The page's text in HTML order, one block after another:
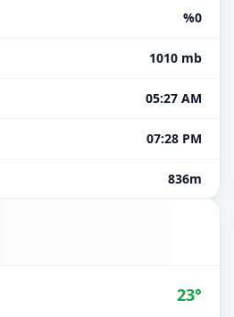
%0
1010 mb
05:27 AM
07:28 PM
836m
23°